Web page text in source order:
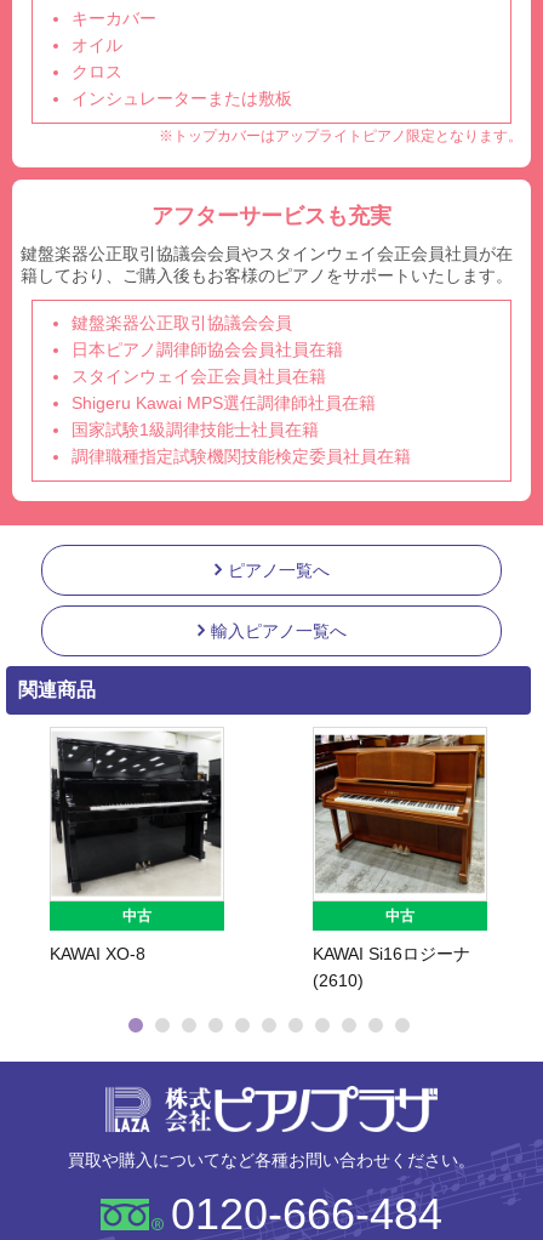
キーカバー
オイル
クロス
インシュレーターまたは敷板
※トップカバーはアップライトピアノ限定となります。
アフターサービスも充実
鍵盤楽器公正取引協議会会員やスタインウェイ会正会員社員が在
籍しており、ご購入後もお客様のピアノをサポートいたします。
鍵盤楽器公正取引協議会会員
日本ピアノ調律師協会会員社員在籍
スタインウェイ会正会員社員在籍
Shigeru Kawai MPS選任調律師社員在籍
国家試験1級調律技能士社員在籍
調律職種指定試験機関技能検定委員社員在籍
ピアノ一覧へ
輸入ピアノ一覧へ
関連商品
中古
KAWAI XO-8
中古
KAWAI Si16ロジーナ
(2610)
買取や購入についてなど各種お問い合わせください。
0120-666-484